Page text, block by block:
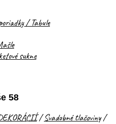
/ Tabule
sukne
58
/Svadobné tlačoviny/